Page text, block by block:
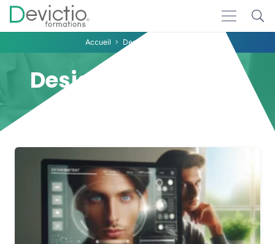
Accueil Design d’interfaces
Design d’interfaces